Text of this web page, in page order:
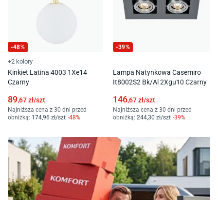
-48%
+2 kolory
Kinkiet Latina 4003 1Xe14
Czarny
89,67zł/szt
Najniższa cena z 30 dni przed
obniżką: 174,96 zł/szt -48%
-39%
Lampa Natynkowa Casemiro
It8002S2 Bk/Al 2Xgu10 Czarny
146,67zł/szt
Najniższa cena z 30 dni przed
obniżką: 244,30 zł/szt -39%